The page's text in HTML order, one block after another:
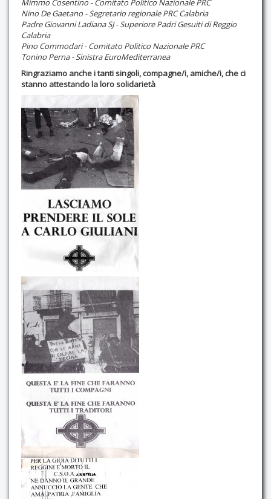
Mimmo Cosentino - Comitato Politico Nazionale PRC
Nino De Gaetano - Segretario regionale PRC Calabria
Padre Giovanni Ladiana SJ - Superiore Padri Gesuiti di Reggio
Calabria
Pino Commodari - Comitato Politico Nazionale PRC
Tonino Perna - Sinistra EuroMediterranea
Ringraziamo anche i tanti singoli, compagne/i, amiche/i, che ci
stanno attestando la loro solidarietà